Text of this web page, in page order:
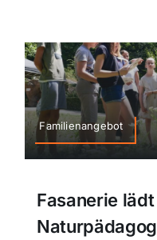
Familienangebot
Fasanerie